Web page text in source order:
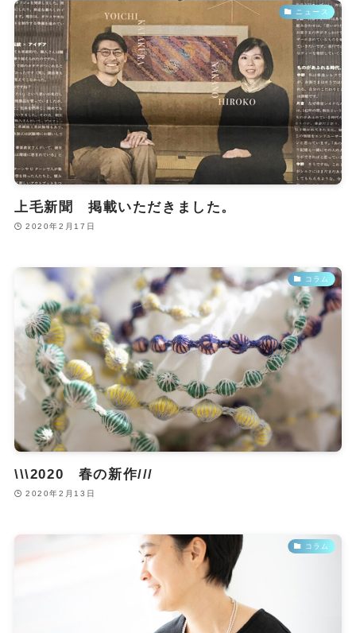
ニュース
上毛新聞 掲載いただきました。
2020年2月17日
コラム
\\\2020 春の新作///
2020年2月13日
コラム